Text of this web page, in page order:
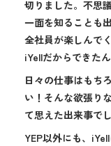
切りました。不思
一面を知ることも
全社員が楽しんで
iYellだからできた
日々の仕事はもち
い！そんな欲張り
て思えた出来事で
YEP以外にも、